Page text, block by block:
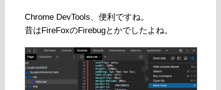
Chrome DevTools、便利ですね。
昔はFireFoxのFirebugとかでしたよね。